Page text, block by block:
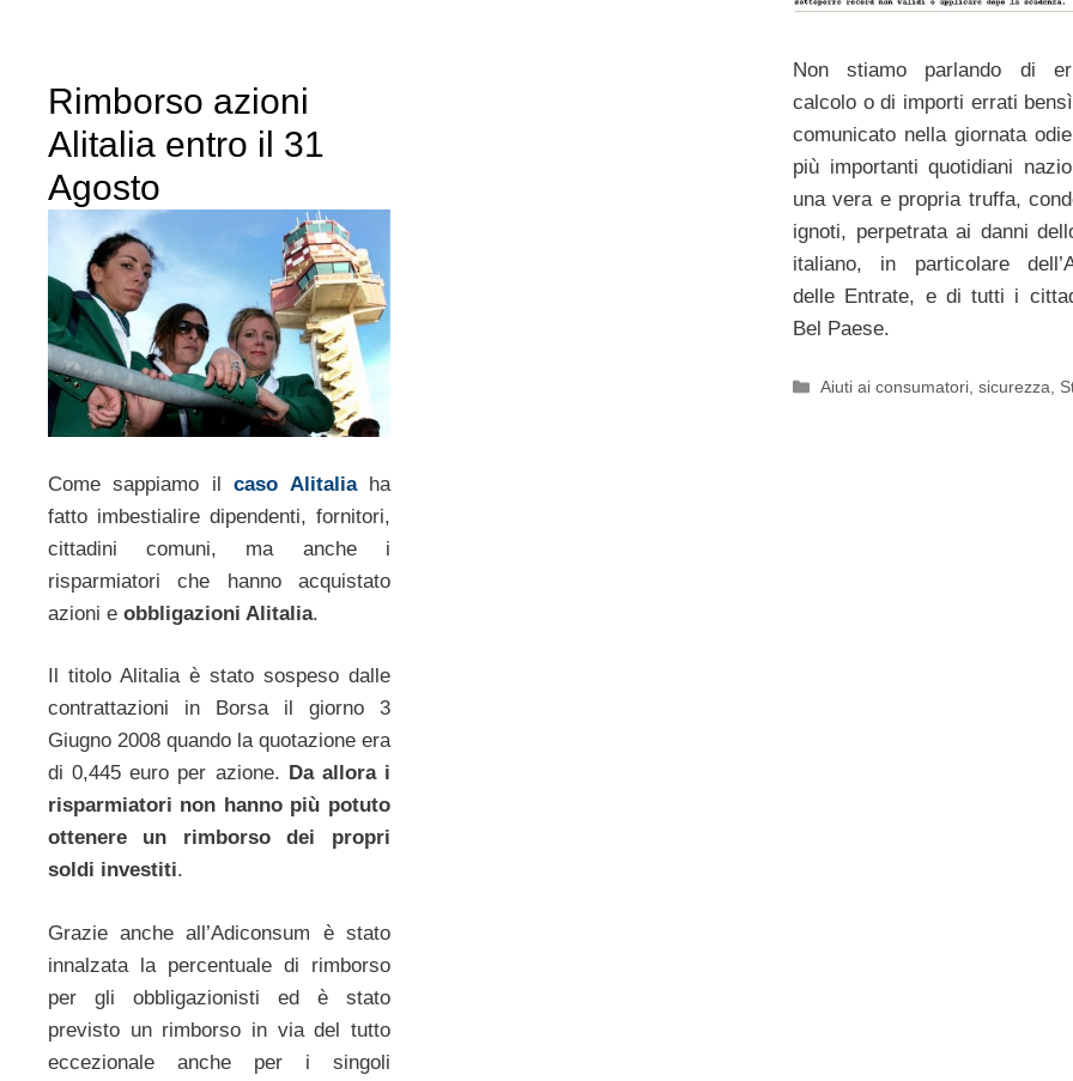
Non stiamo parlando di
calcolo o di importi errati
comunicato nella giornata
più importanti quotidiani
una vera e propria truffa,
ignoti, perpetrata ai danni
italiano, in particolare
delle Entrate, e di tutti i
Bel Paese.
Categorie
Aiuti ai consumatori ,sicurezza
Rimborso azioni
Alitalia entro il 31
Agosto
Come sappiamo ilcaso Alitaliaha
fatto imbestialire dipendenti, fornitori,
cittadini comuni, ma anche i
risparmiatori che hanno acquistato
azioni e obbligazioni Alitalia.
Il titolo Alitalia è stato sospeso dalle
contrattazioni in Borsa il giorno 3
Giugno 2008 quando la quotazione era
di 0,445 euro per azione. Da allora i
risparmiatori non hanno più potuto
ottenere un rimborso dei propri
soldi investiti.
Grazie anche all’Adiconsum è stato
innalzata la percentuale di rimborso
per gli obbligazionisti ed è stato
previsto un rimborso in via del tutto
eccezionale anche per i singoli